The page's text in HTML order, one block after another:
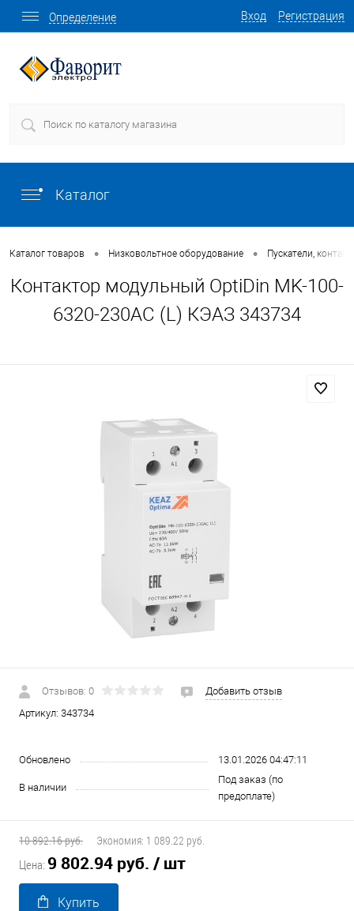
Вход Регистрация
Определение
Каталог
Каталог товаров • Низковольтное оборудование • Пускатели,
Контактор модульный OptiDin MK-100-
6320-230AC (L) КЭАЗ 343734
Отзывов: 0
Добавить отзыв
Артикул: 343734
Обновлено 13.01.2026 04:47:11
В наличии
Под заказ (по
предоплате)
10 892.16 руб. Экономия: 1 089.22 руб.
Цена: 9 802.94 руб. / шт
Купить